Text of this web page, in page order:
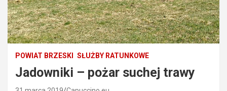
POWIAT BRZESKI SŁUŻBY RATUNKOWE
Jadowniki – pożar suchej trawy